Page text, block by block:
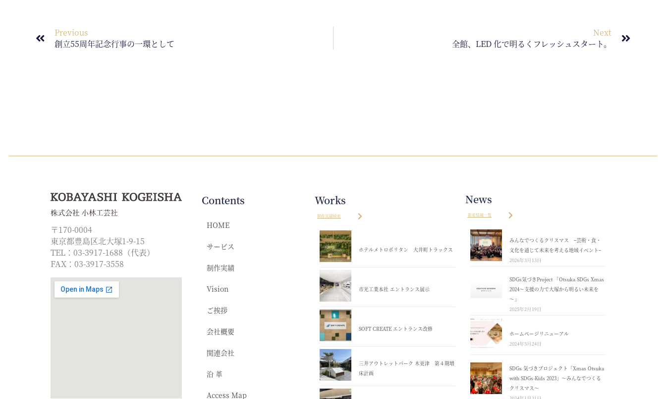
Previous
創立55周年記念行事の一環として
Next
全館、LED 化で明るくフレッシュスタート。
〒170-0004
東京都豊島区北大塚1-9-15
TEL：03-3917-1688（代表）
FAX：03-3917-3558
Contents
HOME
サービス
制作実績
Vision
ご挨拶
会社概要
関連会社
沿 革
Access Map
Works
制作実績検索
ホテルメトロポリタン 大井町トラックス
市光工業本社 エントランス展示
SOFT CREATE エントランス改修
三井アウトレットパーク 木更津 第４期増
床計画
News
新着情報一覧
みんなでつくるクリスマス ｰ芸術・食・
文化を通じて未来を考える地域イベントｰ
2026年3月13日
SDGs気づきProject 「Otsuka SDGs Xmas
2024～支援の力で大塚から明るい未来を
～」
2025年2月19日
ホームページリニューアル
2024年5月24日
SDGs 気づきプロジェクト「Xmas Otsuka
with SDGs-Kids 2023」～みんなでつくる
クリスマス～